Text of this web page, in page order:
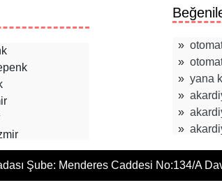
»
»
» yana
»
»
»
»
»
Şube: Menderes Caddesi No:134/A